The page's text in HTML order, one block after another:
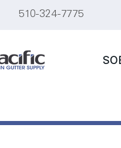
510-324-7775